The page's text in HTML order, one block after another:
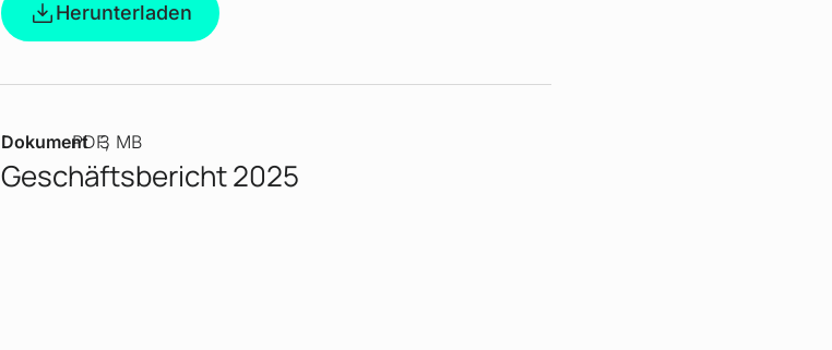
Herunterladen
DokumentPDF3 MB
Geschäftsbericht 2025